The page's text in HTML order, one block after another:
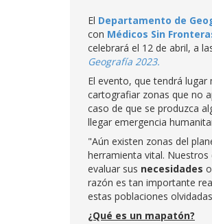
El Departamento de
con Médicos Sin
celebrará el 12 de abril, a
Geografía 2023.
El evento, que tendrá
cartografiar zonas que no
caso de que se produzca
llegar emergencia
"Aún existen zonas del
herramienta vital. Nuestros
evaluar sus necesidades
razón es tan importante
estas poblaciones
¿Qué es un mapatón?